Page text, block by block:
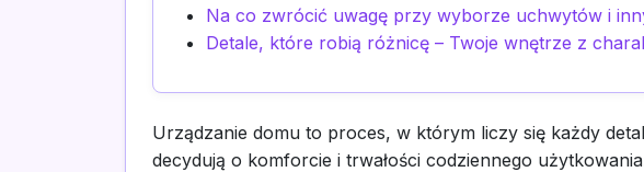
Na co zwrócić uwagę przy wyborze uchwytów i
Detale, które robią różnicę – Twoje wnętrze z
Urządzanie domu to proces, w którym liczy się każdy
decydują o komforcie i trwałości codziennego